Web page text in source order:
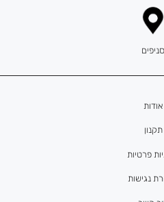
אודות
תקנון
פרטיות
נגישות
סניפים